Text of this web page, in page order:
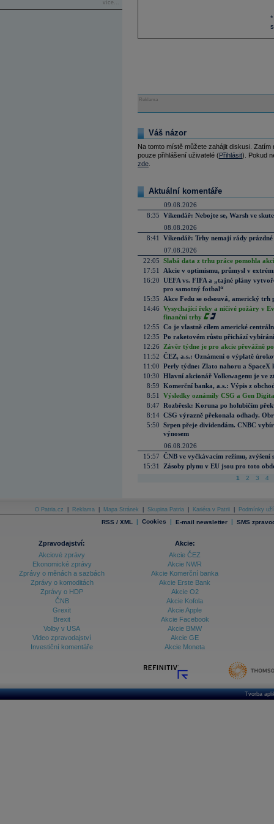
více...
*
Reklama
Váš názor
Na tomto místě můžete zahájit diskusi.
pouze přihlášení uživatelé (Přihlásit). Pokud
zde
Aktuální komentáře
09.08.2026
8:35 Víkendář: Nebojte se, Warsh ve
08.08.2026
8:41
Víkendář: Trhy nemají rády prázdné
07.08.2026
22:05 Slabá data z trhu práce pomohla
17:51
Akcie v optimismu, průmysl v
16:20 UEFA vs. FIFA a „tajné plány
pro samotný fotbal“
15:35
Akce Fedu se odsouvá, americký
14:46 Vysychající řeky a ničivé požáry v
finanční trhy
12:55 Co je vlastně cílem americké
12:35 Po raketovém růstu přichází
12:26
Závěr týdne je pro akcie převážně
11:52 ČEZ, a.s.: Oznámení o výplatě
11:00 Perly týdne: Zlato nahoru a SpaceX
10:30 Hlavní akcionář Volkswagenu je ve
8:59 Komerční banka, a.s.: Výpis z
8:51
Výsledky oznámily CSG a Gen
8:47 Rozbřesk: Koruna po holubičím
8:14 CSG výrazně překonala odhady.
5:50 Srpen přeje dividendám. CNBC
výnosem
06.08.2026
15:57 ČNB ve vyčkávacím režimu, zvýšení
15:31
Zásoby plynu v EU jsou pro toto
1 2 3 4
O Patria.cz Reklama Mapa Stránek Skupina Patria Kariéra v Patrii Podmínky
RSS / XML | Cookies | E-mail newsletter | SMS
Zpravodajství:
Akciové zprávy
Ekonomické zprávy
Zprávy o měnách a sazbách
Zprávy o komoditách
Zprávy o HDP
ČNB
Grexit
Brexit
Volby v USA
Video zpravodajství
Investiční komentáře
Akcie:
Akcie ČEZ
Akcie NWR
Akcie Komerční banka
Akcie Erste Bank
Akcie O2
Akcie Kofola
Akcie Apple
Akcie Facebook
Akcie BMW
Akcie GE
Akcie Moneta
Tvorba